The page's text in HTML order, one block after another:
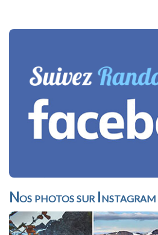
Nos photos sur Instagram